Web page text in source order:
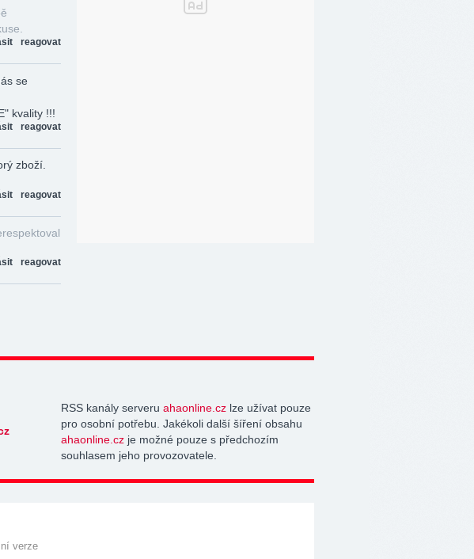
reagovat
se
kvality !!!
reagovat
zboží.
reagovat
reagovat
RSS kanály serveru ahaonline.cz lze užívat pouze
pro osobní potřebu. Jakékoli další šíření obsahu
ahaonline.cz je možné pouze s předchozím
souhlasem jeho provozovatele.
verze